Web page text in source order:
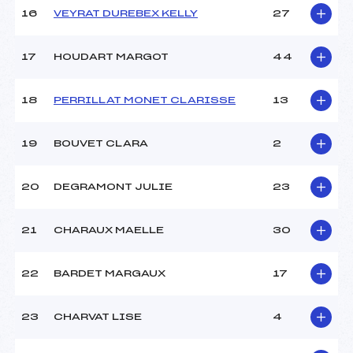
Pénalité appliquée :
116.4900
16 VEYRAT DUREBEX KELLY 27
17 HOUDART MARGOT 44
18 PERRILLAT MONET CLARISSE 13
19 BOUVET CLARA 2
20 DEGRAMONT JULIE 23
21 CHARAUX MAELLE 30
22 BARDET MARGAUX 17
23 CHARVAT LISE 4